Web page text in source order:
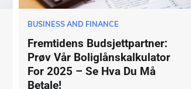
BUSINESS AND FINANCE
Fremtidens Budsjett­partner:
Prøv Vår Boliglånskalkulator
For 2025 – Se Hva Du Må
Betale!